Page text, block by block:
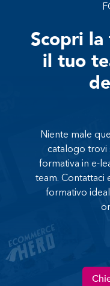
Scopri
il tuo
Niente male
catalogo trovi
formativa in e-
team. Contattaci
formativo